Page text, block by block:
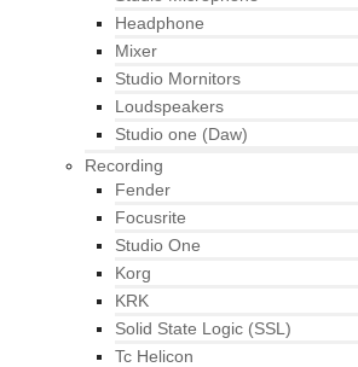
Headphone
Mixer
Studio Mornitors
Loudspeakers
Studio one (Daw)
Recording
Fender
Focusrite
Studio One
Korg
KRK
Solid State Logic (SSL)
Tc Helicon